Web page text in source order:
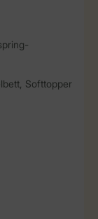
Softtopper